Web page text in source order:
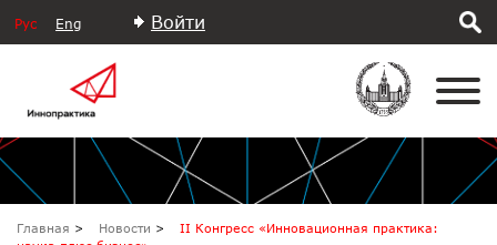
Рус Eng Войти
Главная Новости
II Конгресс «Инновационная практика: